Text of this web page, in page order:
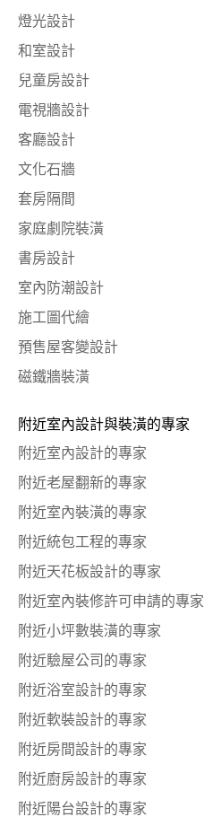
燈光設計
和室設計
兒童房設計
電視牆設計
客廳設計
文化石牆
套房隔間
家庭劇院裝潢
書房設計
室內防潮設計
施工圖代繪
預售屋客變設計
磁鐵牆裝潢
附近室內設計與裝潢的專家
附近室內設計的專家
附近老屋翻新的專家
附近室內裝潢的專家
附近統包工程的專家
附近天花板設計的專家
附近室內裝修許可申請的專家
附近小坪數裝潢的專家
附近驗屋公司的專家
附近浴室設計的專家
附近軟裝設計的專家
附近房間設計的專家
附近廚房設計的專家
附近陽台設計的專家